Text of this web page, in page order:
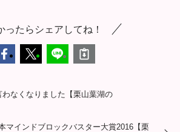
ったらシェアしてね！
わなくなりました【栗山葉湖の
マインドブロックバスター大賞2016【栗